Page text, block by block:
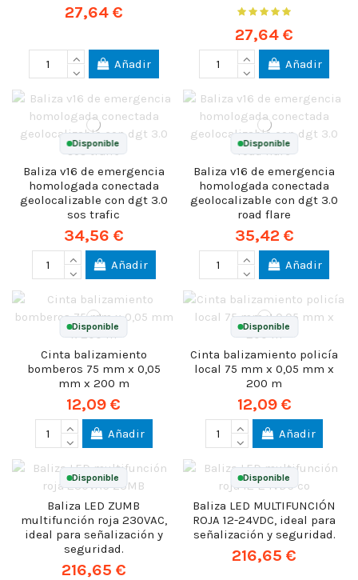
27,64 €
Añadir
27,64 €
Añadir
Disponible
Baliza v16 de emergencia
homologada conectada
geolocalizable con dgt 3.0
sos trafic
34,56 €
Añadir
Disponible
Baliza v16 de emergencia
homologada conectada
geolocalizable con dgt 3.0
road flare
35,42 €
Añadir
Disponible
Cinta balizamiento
bomberos 75 mm x 0,05
mm x 200 m
12,09 €
Añadir
Disponible
Cinta balizamiento policía
local 75 mm x 0,05 mm x
200 m
12,09 €
Añadir
Disponible
Baliza LED ZUMB
multifunción roja 230VAC,
ideal para señalización y
seguridad.
216,65 €
Disponible
Baliza LED MULTIFUNCIÓN
ROJA 12-24VDC, ideal para
señalización y seguridad.
216,65 €